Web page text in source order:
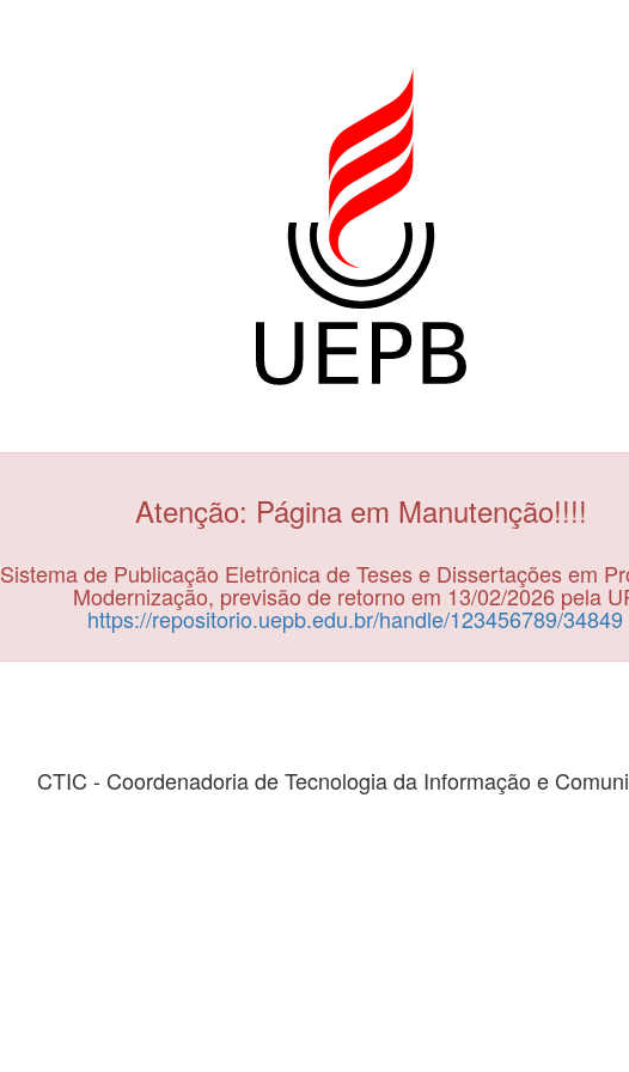
Atenção: Página em Manutenção!!!!
Sistema de Publicação Eletrônica de Teses e Dissertações em
Modernização, previsão de retorno em 13/02/2026 pela
https://repositorio.uepb.edu.br/handle/123456789/34849
CTIC - Coordenadoria de Tecnologia da Informação e